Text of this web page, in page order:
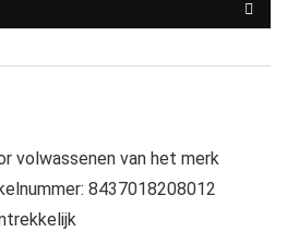
volwassenen van het merk
8437018208012